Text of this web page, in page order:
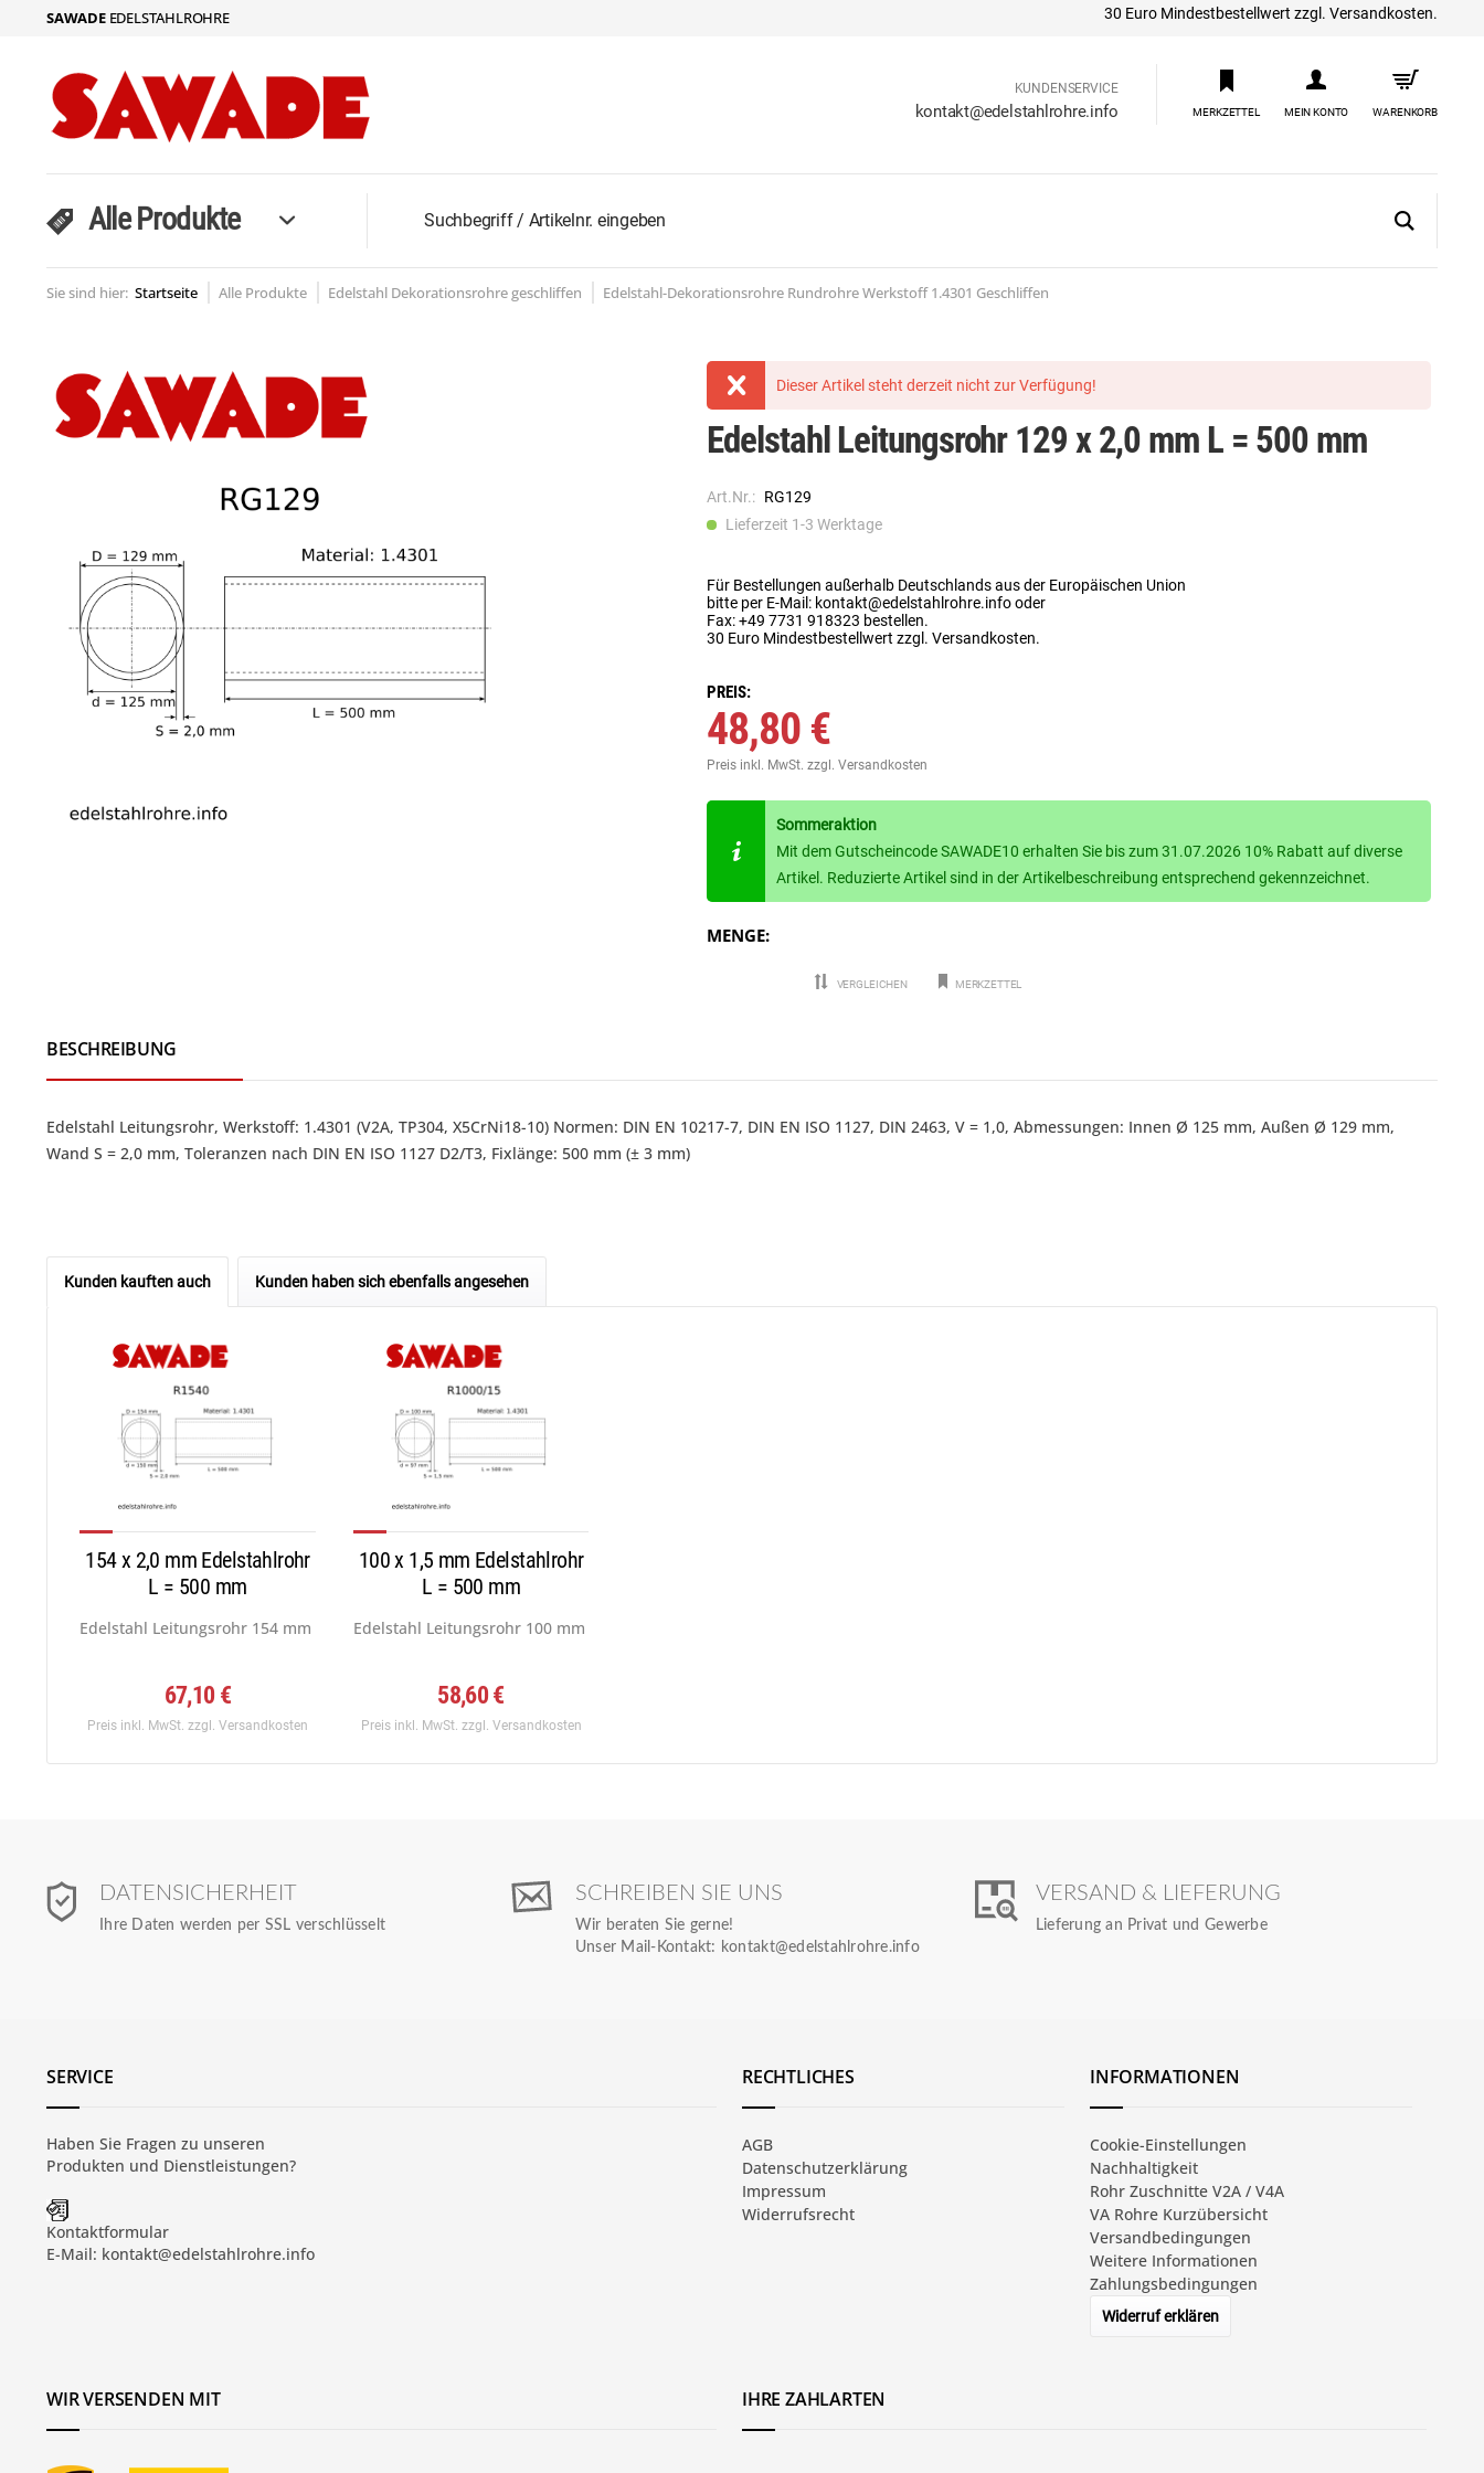
SAWADEEDELSTAHLROHRE 30 Euro Mindestbestellwert zzgl. Versandkosten.
KUNDENSERVICE
kontakt@edelstahlrohre.info MERKZETTEL MEIN KONTO WARENKORB
Alle Produkte
Sie sind hier: Startseite Alle Produkte Edelstahl Dekorationsrohre geschliffen Edelstahl-Dekorationsrohre Rundrohre Werkstoff 1.4301 Geschliffen
Dieser Artikel steht derzeit nicht zur Verfügung!
Edelstahl Leitungsrohr 129 x 2,0 mm L = 500 mm
Art.Nr.: RG129
Lieferzeit 1-3 Werktage
Für Bestellungen außerhalb Deutschlands aus der Europäischen Union
bitte per E-Mail: kontakt@edelstahlrohre.info oder
Fax: +49 7731 918323 bestellen.
30 Euro Mindestbestellwert zzgl. Versandkosten.
PREIS:
48,80 €
Preis inkl. MwSt.zzgl. Versandkosten
Sommeraktion
Mit dem Gutscheincode SAWADE10 erhalten Sie bis zum 31.07.2026 10% Rabatt auf diverse
Artikel. Reduzierte Artikel sind in der Artikelbeschreibung entsprechend gekennzeichnet.
MENGE:
VERGLEICHEN MERKZETTEL
BESCHREIBUNG
Edelstahl Leitungsrohr, Werkstoff: 1.4301 (V2A, TP304, X5CrNi18-10) Normen: DIN EN 10217-7, DIN EN ISO 1127, DIN 2463, V = 1,0, Abmessungen: Innen Ø 125 mm, Außen Ø 129 mm,
Wand S = 2,0 mm, Toleranzen nach DIN EN ISO 1127 D2/T3, Fixlänge: 500 mm (± 3 mm)
Kunden kauften auch Kunden haben sich ebenfalls angesehen
154 x 2,0 mm Edelstahlrohr
L = 500 mm
Edelstahl Leitungsrohr 154 mm x 2,0 mm, Werkstoff:...
67,10 €
Preis inkl. MwSt. zzgl. Versandkosten
100 x 1,5 mm Edelstahlrohr
L = 500 mm
Edelstahl Leitungsrohr 100 mm x 1,5 mm, Werkstoff:...
58,60 €
Preis inkl. MwSt. zzgl. Versandkosten
DATENSICHERHEIT
Ihre Daten werden per SSL verschlüsselt
SCHREIBEN SIE UNS
Wir beraten Sie gerne!
Unser Mail-Kontakt: kontakt@edelstahlrohre.info
VERSAND & LIEFERUNG
Lieferung an Privat und Gewerbe
SERVICE
Haben Sie Fragen zu unseren
Produkten und Dienstleistungen?
Kontaktformular
E-Mail: kontakt@edelstahlrohre.info
RECHTLICHES
AGB
Datenschutzerklärung
Impressum
Widerrufsrecht
INFORMATIONEN
Cookie-Einstellungen
Nachhaltigkeit
Rohr Zuschnitte V2A / V4A
VA Rohre Kurzübersicht
Versandbedingungen
Weitere Informationen
Zahlungsbedingungen
Widerruf erklären
WIR VERSENDEN MIT IHRE ZAHLARTEN